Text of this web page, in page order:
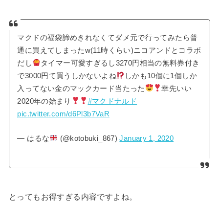
マクドの福袋諦めきれなくてダメ元で行ってみたら普
通に買えてしまったw(11時くらい)ニコアンドとコラボ
だし
タイマー可愛すぎるし3270円相当の無料券付き
で3000円て買うしかないよね
しかも10個に1個しか
入ってない金のマックカード当たった
幸先いい
2020年の始まり
#マクドナルド
pic.twitter.com/d6Pl3b7VaR
— はるな (@kotobuki_867)January 1, 2020
とってもお得すぎる内容ですよね。